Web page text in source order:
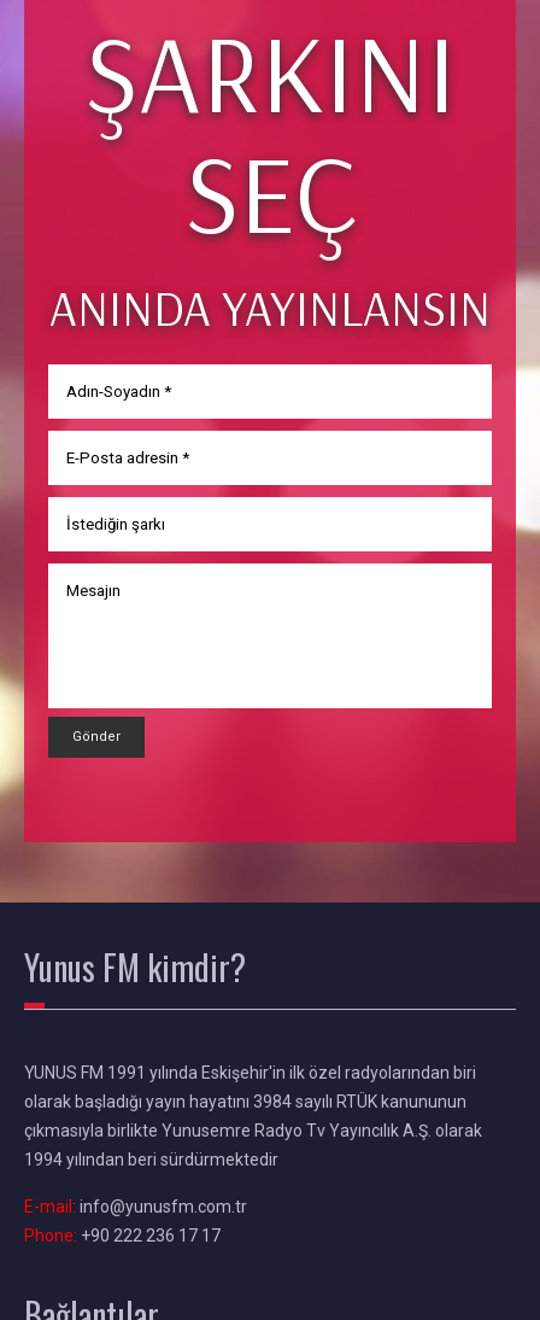
ŞARKINI
SEÇ
ANINDA YAYINLANSIN
Gönder
Yunus FM kimdir?
YUNUS FM 1991 yılında Eskişehir'in ilk özel radyolarından biri
olarak başladığı yayın hayatını 3984 sayılı RTÜK kanununun
çıkmasıyla birlikte Yunusemre Radyo Tv Yayıncılık A.Ş. olarak
1994 yılından beri sürdürmektedir
E-mail: info@yunusfm.com.tr
Phone: +90 222 236 17 17